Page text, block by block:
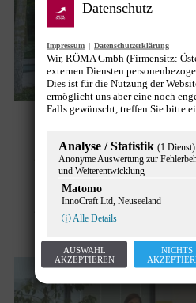
Award” in der
Großunternehmen
News
Datenschutz
Impressum | Datenschutzerklärung
Wir, RÖMA Gmbh (Firmensitz:
externen Diensten
Dies ist für die Nutzung der
ermöglicht uns aber eine noch
Falls gewünscht, treffen Sie bitte
Analyse / Statistik (1 Dienst)
Anonyme Auswertung zur
und Weiterentwicklung
Matomo
InnoCraft Ltd, Neuseeland
ⓘ Alle Details
AUSWAHL
AKZEPTIEREN
NICHTS